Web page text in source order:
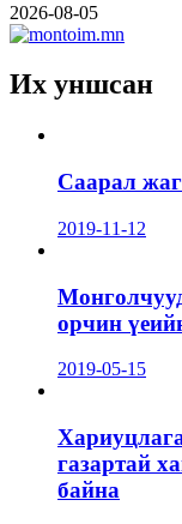
2026-08-05
Их уншсан
Саарал
2019-11-12
орчин
2019-05-15
газартай
байна